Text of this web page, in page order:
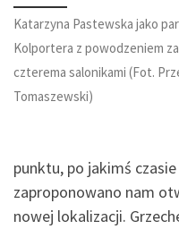
Katarzyna Pastewska jako
Kolportera z powodzeniem
czterema salonikami (Fot.
Tomaszewski)
punktu, po jakimś
zaproponowano nam
nowej lokalizacji.